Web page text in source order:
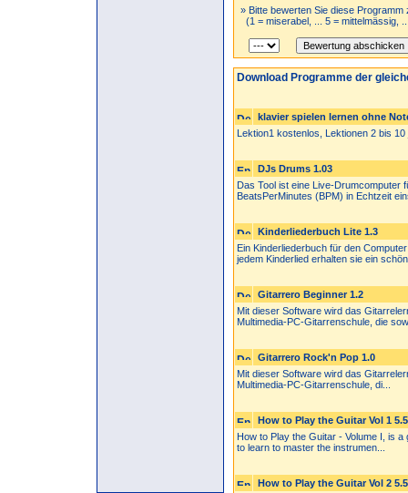
» Bitte bewerten Sie diese Programm
(1 = miserabel, ... 5 = mittelmässig,
Download Programme der
klavier spielen lernen ohne
Lektion1 kostenlos, Lektionen 2 bis 10
DJs Drums 1.03
Das Tool ist eine Live-Drumcomputer
BeatsPerMinutes (BPM) in Echtzeit
Kinderliederbuch Lite 1.3
Ein Kinderliederbuch für den
jedem Kinderlied erhalten sie ein
Gitarrero Beginner 1.2
Mit dieser Software wird das
Multimedia-PC-Gitarrenschule, die
Gitarrero Rock'n Pop 1.0
Mit dieser Software wird das
Multimedia-PC-Gitarrenschule, di...
How to Play the Guitar Vol 1 5.5
How to Play the Guitar - Volume I, is
to learn to master the instrumen...
How to Play the Guitar Vol 2 5.5